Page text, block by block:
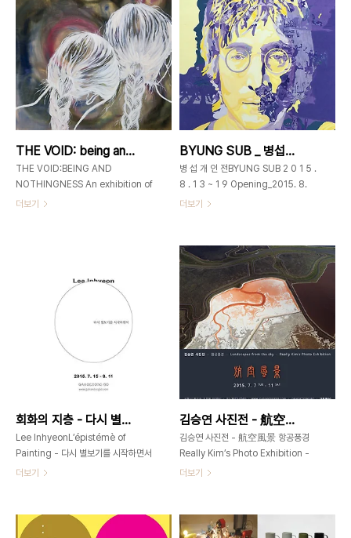
작, 사유지대_夢中舞山,
53cmx45.5cm, acrylic on
canvas, 2015 행복한 자연_사유지대
“행복한 자연_사유지대”는 지난 40여
년 동안 행복한 자연을 찾아 읽고 사생하
며 얻어진 산수풍경을 사의적 관념 속에
내장시켜 다시 무위적 자연으로 재구성
하여 추출해 내는 작업이다. 이렇듯 사의
유지대(思惟地帶)는 자유로운 운필유
희(運筆遊戲)로 이루어진 관조적 ..
노래-니가 내 거울이다-20150817 _
130x130cm _ 혼합재료 _ 2015 니
가 내 거울이
다-20150820_171x91x39(d)cm_2015
니가 내 거울이
다-20150815_80x61cm_혼합재료
_2015 현재의 나 자신(육체와 정신, 마
음이 따르는 인간관계, 자연관, 세계관
이 연결됨을 어찌할 수 있는가. 현재의
나 자신을 들여다보고 또한 보이..
THE VOID: being and nothingness by CLARE SHIN _ 0215_0821▶0823
THE VOID:BEING AND
NOTHINGNESS An exhibition of
paintings byCLAIRE SHIN
더보기
BYUNG SUB _ 병섭개인전 _ 2015_0813 ▶ 0819
병 섭 개 인 전BYUNG SUB 2 0 1 5 .
8 . 1 3 ~ 1 9 Opening_2015. 8.
13(수) 오후 6시개관시간 11am -
회동 60번지
3673-0585 musician,
116.7x91.0cm, 장지에 분채, 2015
나의 유년시절 성장과정에서 바라보던
고통의 시선은 무의식 중에 평화를 갈구
하게 되었고, 평화주의자의 외침에 관심
을 가지게 되었다. 그러한 그들을 모티브
로 삼아 나만의 표현기법으로 화폭에 담
아내게 되었고 그 인물이 존재했던 과거,
각하는 전쟁과 평화에 대한 메시지를 융
합시켜 보여주고자 한다. n..
더보기
회화의 지층 - 다시 별보기를 시작하면서 _ 이인현展 _ 2015_0715 ▶ 0811
Lee InhyeonL’épistémè of
Painting - 다시 별보기를 시작하면서
2015. 7. 15 - 8. 11 일요일 휴관개관
회동 60번지02-3673-
0585gahoedong60@gmail.com
더보기
김승연 사진전 - 航空風景 항공풍경 _ 2015_0707 ▶ 0711
김승연 사진전 - 航空風景 항공풍경
Really Kim’s Photo Exhibition -
Landscapes from the sky 金承淵
7pm 가회동
더보기